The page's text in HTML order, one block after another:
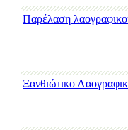
Παρέλαση
Ξανθιώτικο